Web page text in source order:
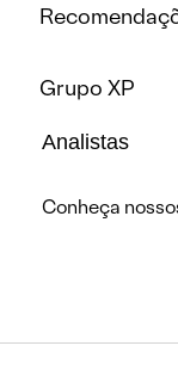
Grupo XP
Analistas
Conheça